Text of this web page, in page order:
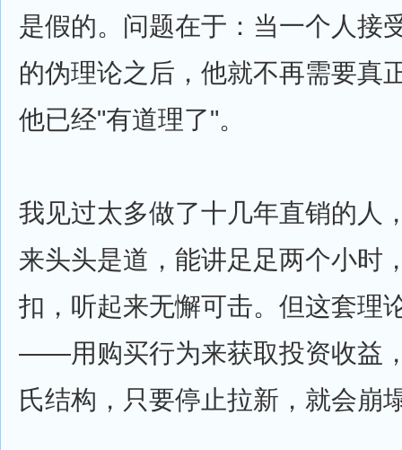
是假的。问题在于：当一个人接
的伪理论之后，他就不再需要真
他已经"有道理了"。
我见过太多做了十几年直销的人
来头头是道，能讲足足两个小时
扣，听起来无懈可击。但这套理
——用购买行为来获取投资收益
氏结构，只要停止拉新，就会崩